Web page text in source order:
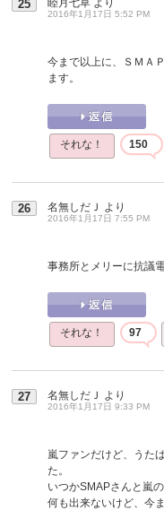
25
2016年1月17日 5:52 PM
今まで以上に、ＳＭＡ
ます。
それな！ 150
26 名無しだＪ より
2016年1月17日 7:55 PM
事務所とメリーに抗議電
それな！ 97
27 名無しだＪ より
2016年1月17日 9:33 PM
嵐ファンだけど、うた
た。
いつかSMAPさんと嵐
何も出来ないけど、今